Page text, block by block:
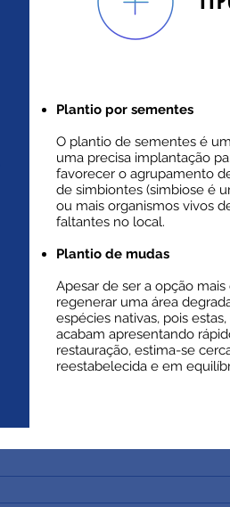
Plantio por sementes
O plantio de sementes é
uma precisa implantação
favorecer o agrupamento
de simbiontes (simbiose é
ou mais organismos vivos
faltantes no local.​
Plantio de mudas
Apesar de ser a opção
regenerar uma área
espécies nativas, pois
acabam apresentando
restauração, estima-se
reestabelecida e em